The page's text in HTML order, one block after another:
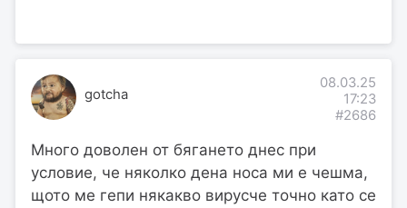
gotcha
08.03.25
17:23
#2686
Много доволен от бягането днес при
условие, че няколко дена носа ми е чешма,
щото ме гепи някакво вирусче точно като се